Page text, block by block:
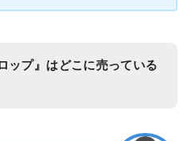
ップ』はどこに売っている